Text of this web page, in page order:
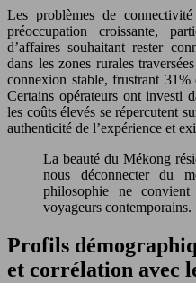
Les problèmes de
préoccupation croissante,
d’affaires souhaitant rester
dans les zones rurales
connexion stable, frustrant 31%
Certains opérateurs ont investi
les coûts élevés se répercutent
authenticité de l’expérience et
La beauté du Mékong
nous déconnecter du
philosophie ne
voyageurs contemporains.
Profils
et corrélation avec